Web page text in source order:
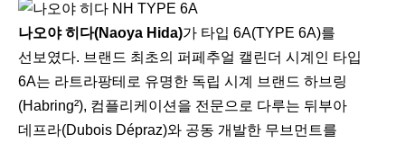
r
e
나오야 히다(Naoya Hida)가 타입 6A(TYPE 6A)를
선보였다. 브랜드 최초의 퍼페추얼 캘린더 시계인 타입
6A는 라트라팡테로 유명한 독립 시계 브랜드 하브링
(Habring²), 컴플리케이션을 전문으로 다루는 뒤부아
데프라(Dubois Dépraz)와 공동 개발한 무브먼트를